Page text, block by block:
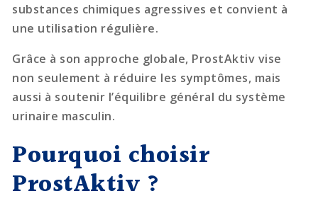
substances chimiques agressives et convient à
une utilisation régulière.
Grâce à son approche globale, ProstAktiv vise
non seulement à réduire les symptômes, mais
aussi à soutenir l’équilibre général du système
urinaire masculin.
Pourquoi choisir
ProstAktiv ?